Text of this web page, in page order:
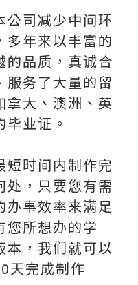
公司减少中间环
多年来以丰富的
的品质，真诚合
服务了大量的留
拿大、澳洲、英
业证。
短时间内制作完
处，只要您有需
办事效率来满足
您所想办的学
本，我们就可以
天完成制作